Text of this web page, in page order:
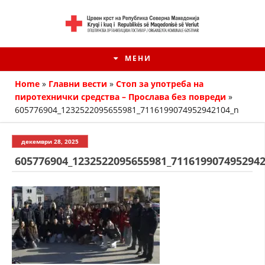
МЕНИ
HISTORIA E KRYQIT TË KUQ
ИСТОРИЈАТ НА ДВИЖЕЊЕТО
Home » Главни вести » Стоп за употреба на
пиротехнички средства – Прослава без повреди »
605776904_1232522095655981_7116199074952942104_n
декември 28, 2025